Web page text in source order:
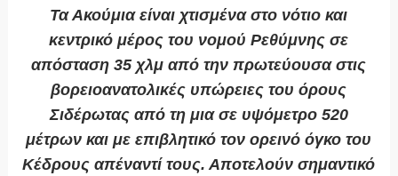
Τα Ακούμια είναι χτισμένα στο νότιο και
κεντρικό μέρος του νομού Ρεθύμνης σε
απόσταση 35 χλμ από την πρωτεύουσα στις
βορειοανατολικές υπώρειες του όρους
Σιδέρωτας από τη μια σε υψόμετρο 520
μέτρων και με επιβλητικό τον ορεινό όγκο του
Κέδρους απέναντί τους. Αποτελούν σημαντικό